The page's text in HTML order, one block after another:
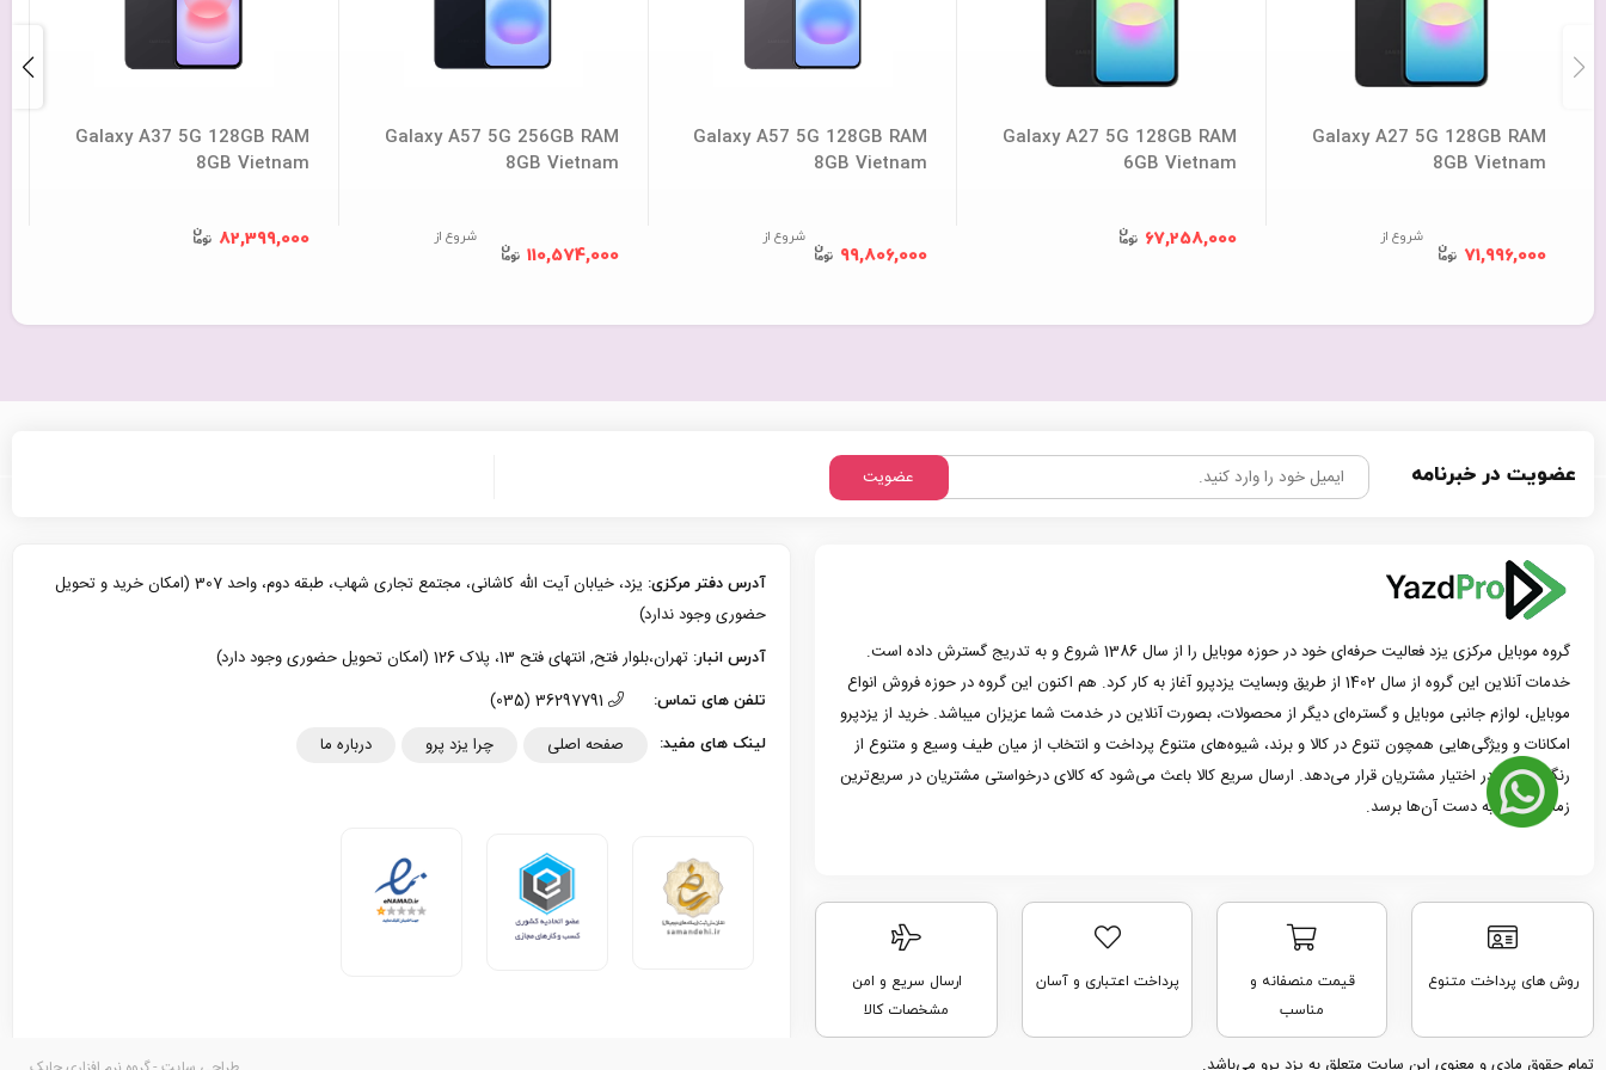
Galaxy A27 5G 128GB RAM
8GB Vietnam
شروع از
71,996,000
Galaxy A27 5G 128GB RAM
6GB Vietnam
67,258,000
Galaxy A57 5G 128GB RAM
8GB Vietnam
شروع از
99,806,000
Galaxy A57 5G 256GB RAM
8GB Vietnam
شروع از
110,574,000
Galaxy A37 5G 128GB RAM
8GB Vietnam
82,399,000
عضویت در خبرنامه عضویت
گروه موبایل مرکزی یزد فعالیت حرفه‌ای خود در حوزه موبایل را از سال 1386 شروع و به تدریج گسترش داده است.
خدمات آنلاین این گروه از سال 1402 از طریق وبسایت یزدپرو آغاز به کار کرد. هم اکنون این گروه در حوزه فروش انواع
موبایل، لوازم جانبی موبایل و گستره‌ای دیگر از محصولات، بصورت آنلاین در خدمت شما عزیزان میباشد. خرید از یزدپرو
امکانات و ویژگی‌هایی همچون تنوع در کالا و برند، شیوه‌های متنوع پرداخت و انتخاب از میان طیف وسیع و متنوع از
رنگ و مدل در اختیار مشتریان قرار می‌دهد. ارسال سریع کالا باعث می‌شود که کالای درخواستی مشتریان در سریع‌ترین
زمان ممکن به دست آن‌ها برسد.
روش های پرداخت متنوع
قیمت منصفانه و
مناسب
پرداخت اعتباری و آسان
ارسال سریع و امن
مشخصات کالا
آدرس دفتر مرکزی:
یزد، خیابان آیت الله کاشانی، مجتمع تجاری شهاب، طبقه دوم، واحد 307 (امکان خرید و تحویل
حضوری وجود ندارد)
آدرس انبار: تهران،بلوار فتح, انتهای فتح 13، پلاک 126 (امکان تحویل حضوری وجود دارد)
تلفن های تماس:
لینک های مفید: صفحه اصلی چرا یزد پرو درباره ما